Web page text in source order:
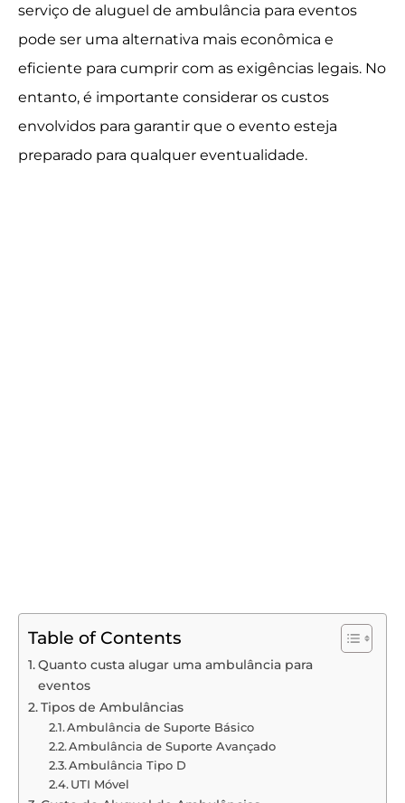
serviço de aluguel de ambulância para eventos
pode ser uma alternativa mais econômica e
eficiente para cumprir com as exigências legais. No
entanto, é importante considerar os custos
envolvidos para garantir que o evento esteja
preparado para qualquer eventualidade.
Table of Contents
Quanto custa alugar uma ambulância para
eventos
Tipos de Ambulâncias
Ambulância de Suporte Básico
Ambulância de Suporte Avançado
Ambulância Tipo D
UTI Móvel